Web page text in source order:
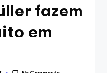
fazem
em